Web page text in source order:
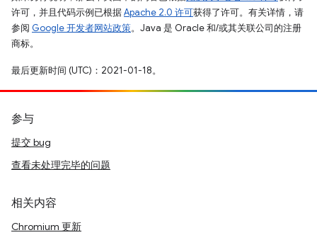
许可，并且代码示例已根据Apache 2.0 许可获得了许可。有关详情，请
参阅 Google 开发者网站政策。Java 是 Oracle 和/或其关联公司的注册
商标。
最后更新时间 (UTC)：2021-01-18。
参与
提交 bug
查看未处理完毕的问题
相关内容
Chromium 更新